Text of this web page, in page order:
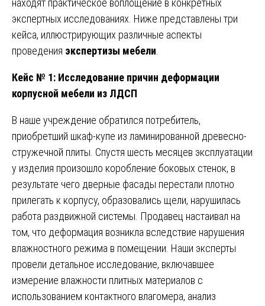
находят практическое воплощение в конкретных
экспертных исследованиях. Ниже представлены три
кейса, иллюстрирующих различные аспекты
проведения экспертизы мебели
Кейс № 1: Исследование причин деформации
корпусной мебели из ЛДСП
В наше учреждение обратился потребитель,
приобретший шкаф-купе из ламинированной древесно-
стружечной плиты. Спустя шесть месяцев эксплуатации
у изделия произошло коробление боковых стенок, в
результате чего дверные фасады перестали плотно
прилегать к корпусу, образовались щели, нарушилась
работа раздвижной системы. Продавец настаивал на
том, что деформация возникла вследствие нарушения
влажностного режима в помещении. Наши эксперты
провели детальное исследование, включавшее
измерение влажности плитных материалов с
использованием контактного влагомера, анализ